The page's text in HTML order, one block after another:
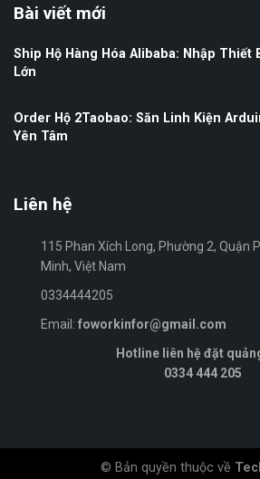
Bài viết mới
Ship Hộ Hàng Hóa Alibaba: Nhập Thiết
Lớn
Order Hộ 2Taobao: Săn Linh Kiện
Yên Tâm
Liên hệ
115 Phan Xích Long, Phường 2, Quận
Minh, Việt Nam
0334444205
Email: foworkinfor@gmail.com
Hotline liên hệ đặt
0334 444 205
© Bản quyền thuộc về